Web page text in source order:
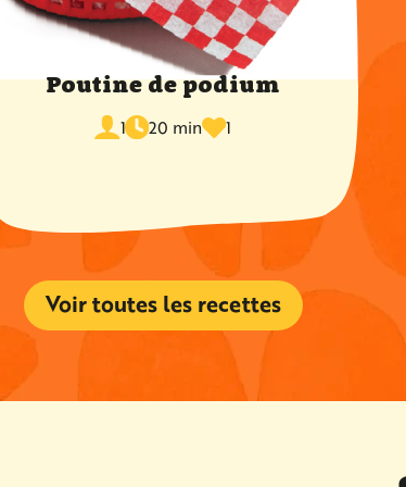
Poutine de podium
1
portions20 min
de
1
fois
favoris
Voir toutes les recettes